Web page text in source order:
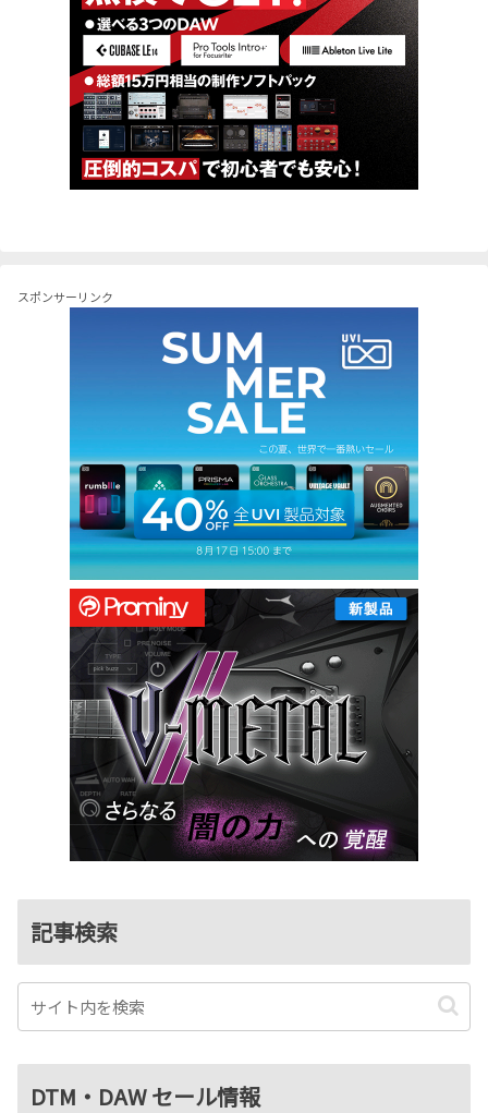
スポンサーリンク
記事検索
DTM・DAW セール情報